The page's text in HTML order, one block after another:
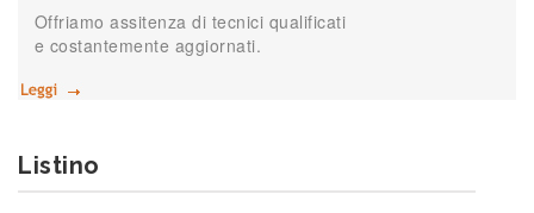
Offriamo assitenza di tecnici qualificati
e costantemente aggiornati.
Listino